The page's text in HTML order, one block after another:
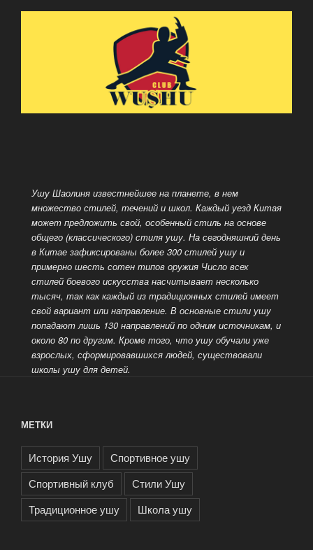
Ушу Шаолиня известнейшее на планете, в нем
множество стилей, течений и школ. Каждый уезд Китая
может предложить свой, особенный стиль на основе
общего (классического) стиля ушу. На сегодняшний день
в Китае зафиксированы более 300 стилей ушу и
примерно шесть сотен типов оружия Число всех
стилей боевого искусства насчитывает несколько
тысяч, так как каждый из традиционных стилей имеет
свой вариант или направление. В основные стили ушу
попадают лишь 130 направлений по одним источникам, и
около 80 по другим. Кроме того, что ушу обучали уже
взрослых, сформировавшихся людей, существовали
школы ушу для детей.
МЕТКИ
История Ушу
Спортивное ушу
Спортивный клуб
Стили Ушу
Традиционное ушу
Школа ушу